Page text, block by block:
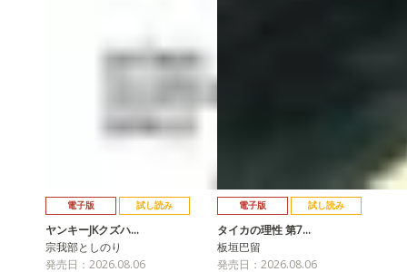
電子版 試し読み
ヤンキーJKクズハ…
宗我部としのり
発売日：2026.08.06
電子版 試し読み
タイカの理性 第7…
板垣巴留
発売日：2026.08.06